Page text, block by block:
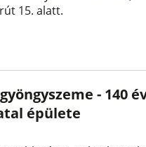
15. alatt.
- 140
épülete